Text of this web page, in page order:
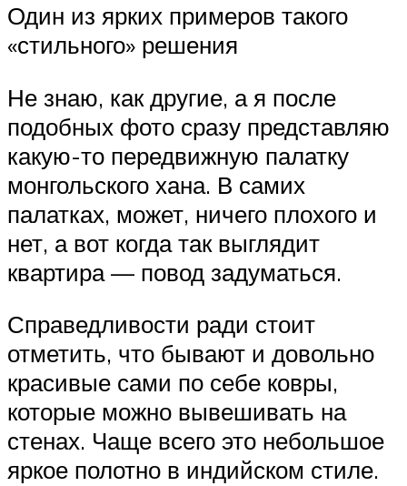
Один из ярких примеров такого
«стильного» решения
Не знаю, как другие, а я после
подобных фото сразу представляю
какую-то передвижную палатку
монгольского хана. В самих
палатках, может, ничего плохого и
нет, а вот когда так выглядит
квартира — повод задуматься.
Справедливости ради стоит
отметить, что бывают и довольно
красивые сами по себе ковры,
которые можно вывешивать на
стенах. Чаще всего это небольшое
яркое полотно в индийском стиле.